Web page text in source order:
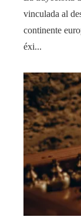
vinculada al
continente
éxi...